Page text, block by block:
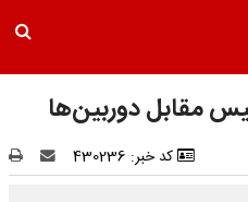
مقابل دوربین‌ها
کد خبر: 430236